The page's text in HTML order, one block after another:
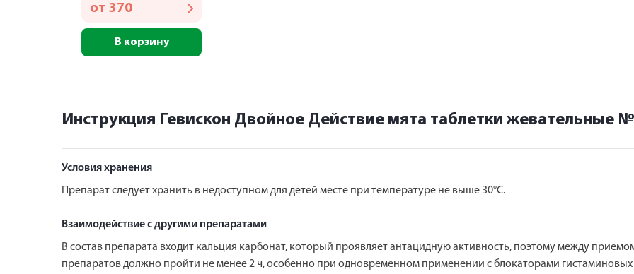
от 370
В корзину
Инструкция Гевискон Двойное Действие мята таблетки жевательные
Условия хранения
Препарат следует хранить в недоступном для детей месте при температуре не выше 30°С.
Взаимодействие с другими препаратами
В состав препарата входит кальция карбонат, который проявляет антацидную активность, поэтому между
препаратов должно пройти не менее 2 ч, особенно при одновременном применении с блокаторами